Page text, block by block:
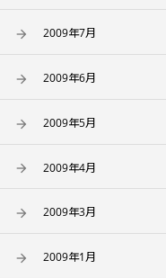
2009年7月
2009年6月
2009年5月
2009年4月
2009年3月
2009年1月